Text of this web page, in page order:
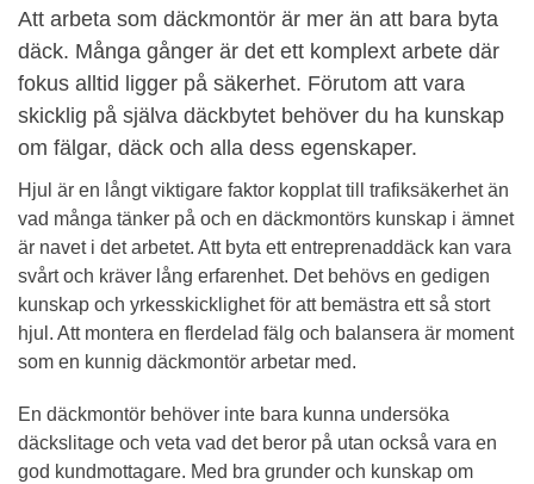
Att arbeta som däckmontör är mer än att bara byta
däck. Många gånger är det ett komplext arbete där
fokus alltid ligger på säkerhet. Förutom att vara
skicklig på själva däckbytet behöver du ha kunskap
om fälgar, däck och alla dess egenskaper.
Hjul är en långt viktigare faktor kopplat till trafiksäkerhet än
vad många tänker på och en däckmontörs kunskap i ämnet
är navet i det arbetet. Att byta ett entreprenaddäck kan vara
svårt och kräver lång erfarenhet. Det behövs en gedigen
kunskap och yrkesskicklighet för att bemästra ett så stort
hjul. Att montera en flerdelad fälg och balansera är moment
som en kunnig däckmontör arbetar med.
En däckmontör behöver inte bara kunna undersöka
däckslitage och veta vad det beror på utan också vara en
god kundmottagare. Med bra grunder och kunskap om